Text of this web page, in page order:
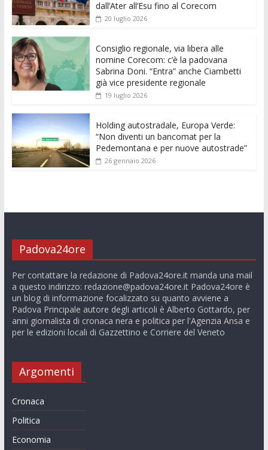
o
o
k
A
p
p
n
er
t dI vi
dall’Ater all’Esu fino al Corecom
20 luglio 2026
Consiglio regionale, via libera alle
nomine Corecom: c’è la padovana
Sabrina Doni. “Entra” anche Ciambetti
già vice presidente regionale
19 luglio 2026
Holding autostradale, Europa Verde:
“Non diventi un bancomat per la
Pedemontana e per nuove autostrade”
26 gennaio 2026
Padova24ore
Per contattare la redazione di Padova24ore.it manda una mail
a questo indirizzo: redazione@padova24ore.itPadova24ore è
un blog di informazione focalizzato su quanto avviene a
Padova Principale autore degli articoli è Alberto Gottardo, per
anni giornalista di cronaca nera e politica per l'Agenzia Ansa e
per le edizioni locali di Gazzettino e Corriere del Veneto
Argomenti
Cronaca
Politica
Economia